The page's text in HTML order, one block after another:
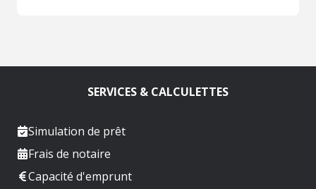
SERVICES & CALCULETTES
Simulation de prêt
Frais de notaire
Capacité d'emprunt